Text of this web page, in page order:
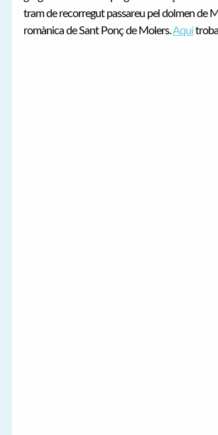
tram de recorregut passareu pel dolmen de
romànica de Sant Ponç de Molers.Aquí